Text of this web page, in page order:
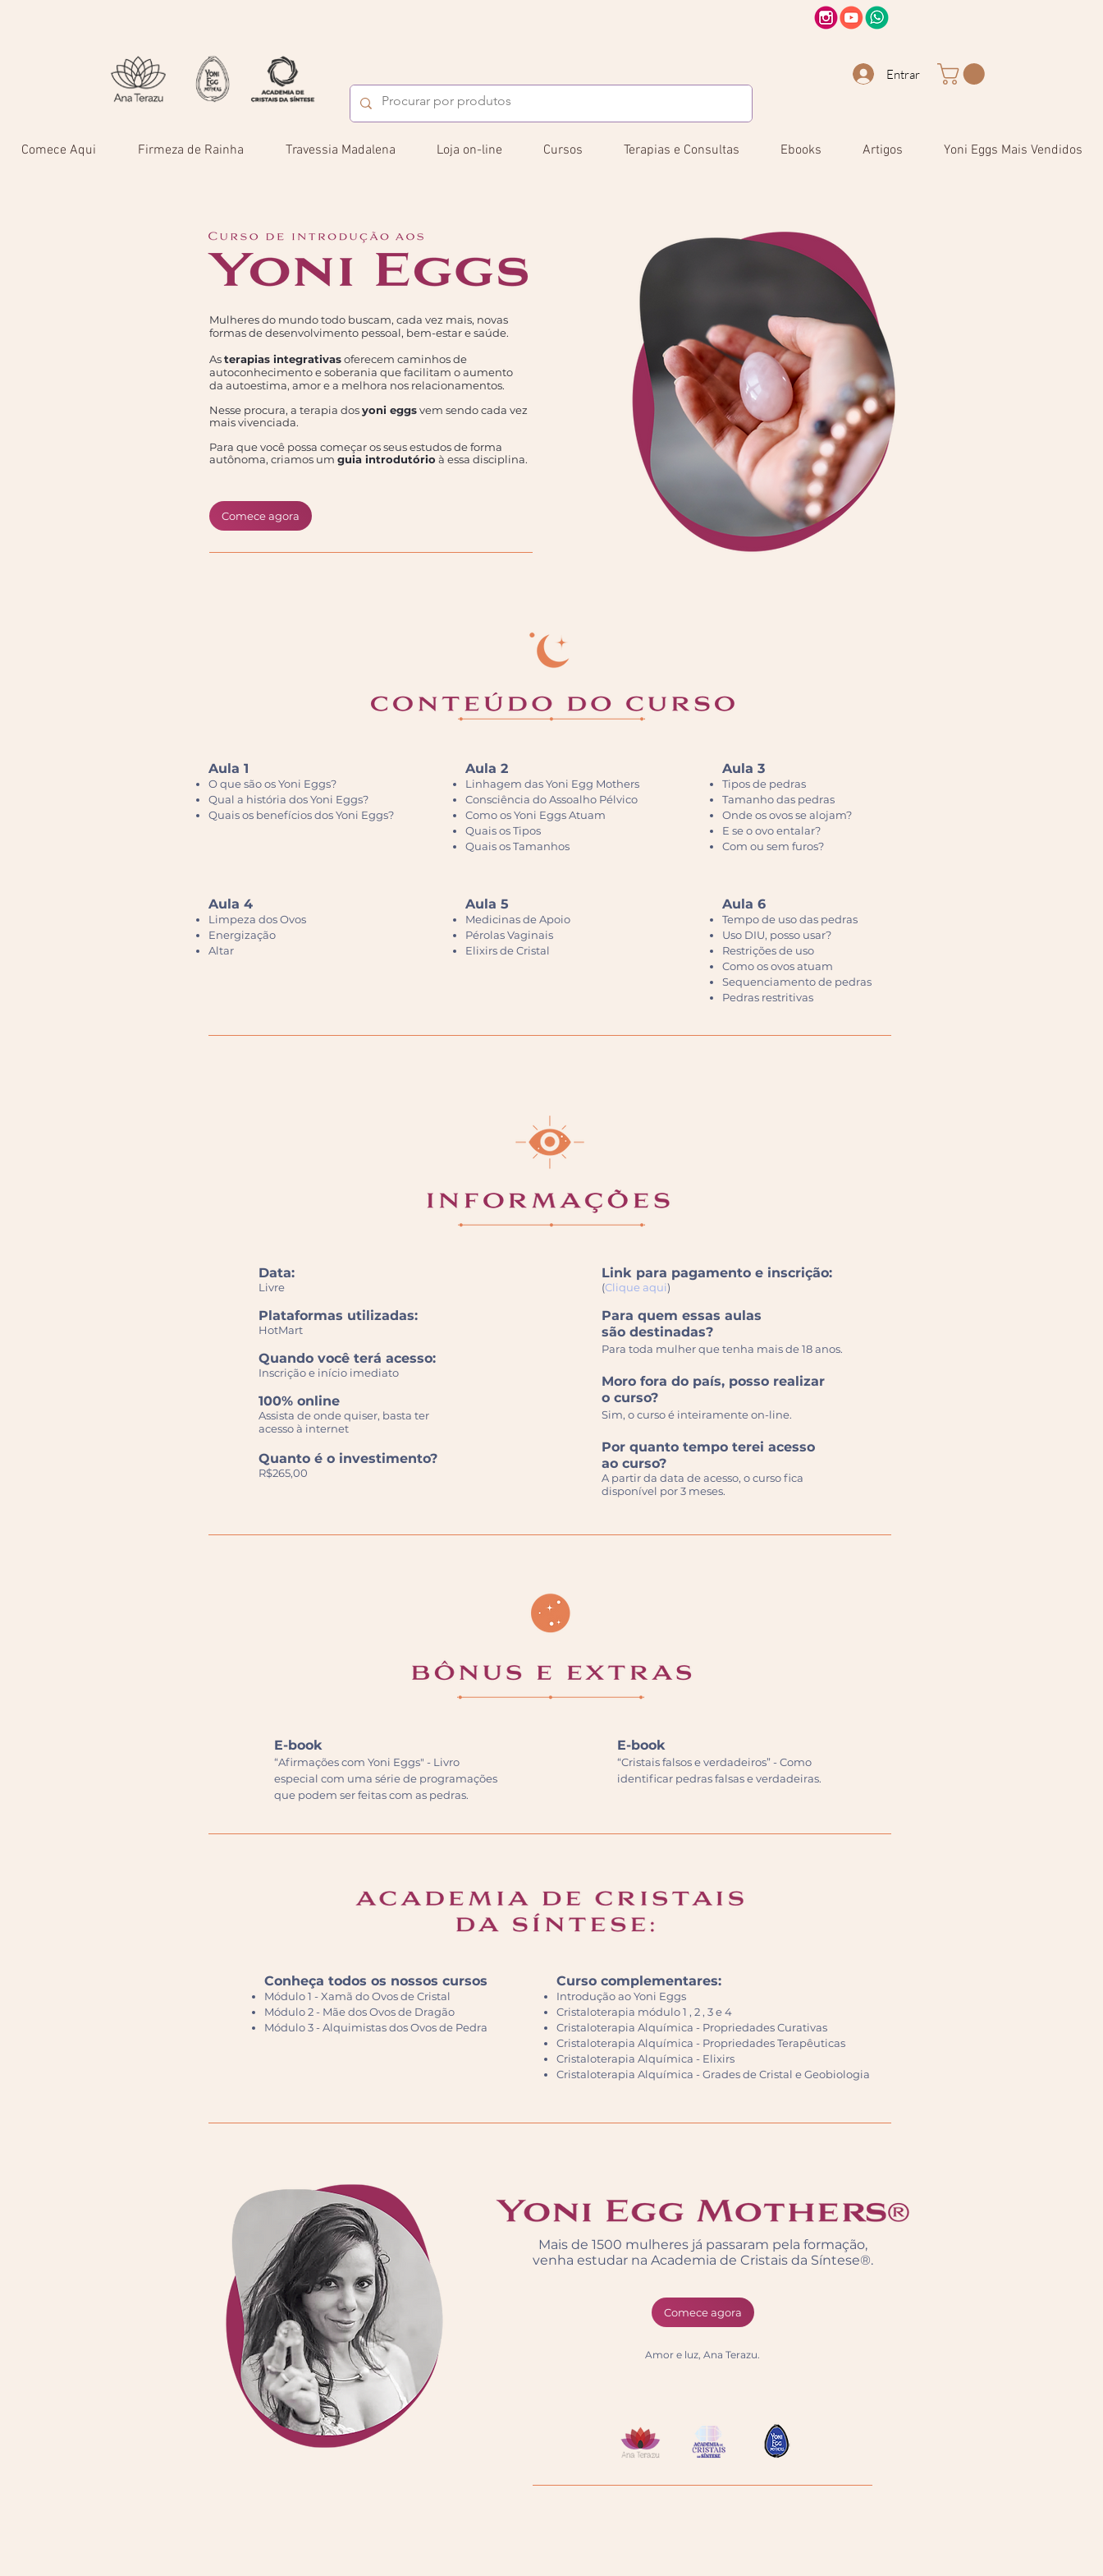
Entrar
Comece Aqui Firmeza de Rainha Travessia Madalena Loja on-line Cursos Terapias e Consultas Ebooks Artigos Yoni Eggs Mais Vendidos
Mulheres do mundo todo buscam, cada vez mais, novas
formas de desenvolvimento pessoal, bem-estar e saúde.
Asterapias integrativasoferecem caminhos de
autoconhecimento e soberania que facilitam o aumento
da autoestima, amor e a melhora nos relacionamentos.
Nesse procura, a terapia dosyoni eggsvem sendo cada vez
mais vivenciada.
Para que você possa começar os seus estudos de forma
autônoma, criamos um guia introdutório à essa disciplina.
Comece agora
Aula 1
O que são os Yoni Eggs?
Qual a história dos Yoni Eggs?
Quais os benefícios dosYoni Eggs?
Aula 4
Limpeza dos Ovos
Energização
Altar
Aula 2
Linhagem das Yoni Egg Mothers
Consciência do Assoalho Pélvico
Como os Yoni Eggs Atuam
Quais os Tipos
Quais os Tamanhos
Aula 5
Medicinas de Apoio
Pérolas Vaginais
Elixirs de Cristal
Aula 3
Tipos de pedras
Tamanho das pedras
Onde os ovos se alojam?
E se o ovo entalar?
Com ou sem furos?
Aula 6
Tempo de uso das pedras
Uso DIU, posso usar?
Restrições de uso
Como os ovos atuam
Sequenciamento de pedras
Pedras restritivas
Data:
Livre
Plataformas utilizadas:
HotMart
Quando você terá acesso:
Inscrição e início imediato
100% online
Assista de onde quiser, basta ter
acesso à internet
Quanto é o investimento?
R$265,00
Link para pagamento e inscrição:
(Clique aqui)
Para quem essas aulas
são destinadas?
Para toda mulher que tenha mais de 18 anos.
Moro fora do país, posso realizar
o curso?
Sim, o curso é inteiramente on-line.
Por quanto tempo terei acesso
ao curso?
A partir da data de acesso, o curso fica
disponível por 3 meses.
E-book
“Afirmações com Yoni Eggs" - Livro
especial com uma série de programações
que podem ser feitas com as pedras.
E-book
“Cristais falsos e verdadeiros” - Como
identificar pedras falsas e verdadeiras.
Conheça todos os nossos cursos
Módulo 1 - Xamã do Ovos de Cristal
Módulo 2 - Mãe dos Ovos de Dragão
Módulo 3 - Alquimistas dos Ovos de Pedra
Curso complementares:
Introdução ao Yoni Eggs
Cristaloterapia módulo 1 , 2 , 3 e 4
Cristaloterapia Alquímica - Propriedades Curativas
Cristaloterapia Alquímica - Propriedades Terapêuticas
Cristaloterapia Alquímica - Elixirs
Cristaloterapia Alquímica - Grades de Cristal e Geobiologia
Mais de 1500 mulheres já passaram pela formação,
venha estudar na Academia de Cristais da Síntese®.
Comece agora
Amor e luz, Ana Terazu.